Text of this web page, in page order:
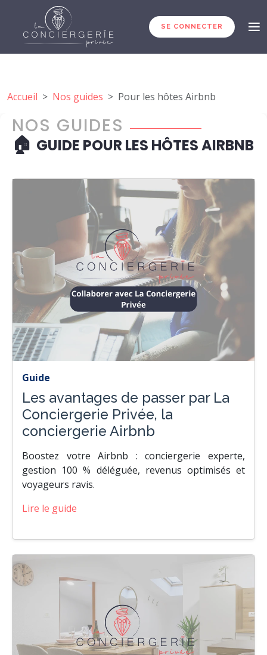
SE CONNECTER
Accueil Nos guides Pour les hôtes Airbnb
NOS GUIDES
🏠 GUIDE POUR LES HÔTES AIRBNB
Guide
Les avantages de passer par La
Conciergerie Privée, la
conciergerie Airbnb
Boostez votre Airbnb : conciergerie experte,
gestion 100 % déléguée, revenus optimisés et
voyageurs ravis.
Lire le guide